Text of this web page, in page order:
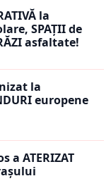
la
SPAȚII de
asfaltate!
la
europene
a ATERIZAT